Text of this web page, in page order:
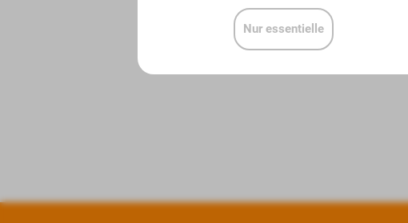
Nur essentielle